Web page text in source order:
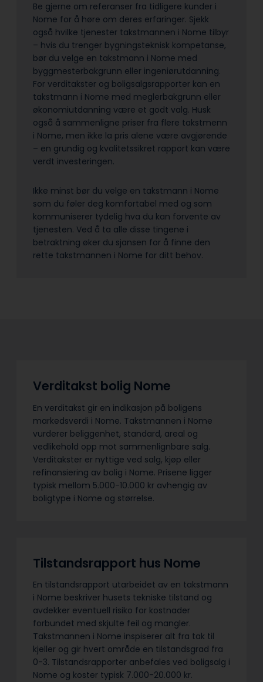
Be gjerne om referanser fra tidligere kunder i
Nome for å høre om deres erfaringer. Sjekk
også hvilke tjenester takstmannen i Nome tilbyr
– hvis du trenger bygningsteknisk kompetanse,
bør du velge en takstmann i Nome med
byggmesterbakgrunn eller ingeniørutdanning.
For verditakster og boligsalgsrapporter kan en
takstmann i Nome med meglerbakgrunn eller
økonomiutdanning være et godt valg. Husk
også å sammenligne priser fra flere takstmenn
i Nome, men ikke la pris alene være avgjørende
– en grundig og kvalitetssikret rapport kan være
verdt investeringen.
Ikke minst bør du velge en takstmann i Nome
som du føler deg komfortabel med og som
kommuniserer tydelig hva du kan forvente av
tjenesten. Ved å ta alle disse tingene i
betraktning øker du sjansen for å finne den
rette takstmannen i Nome for ditt behov.
Verditakst bolig Nome
En verditakst gir en indikasjon på boligens
markedsverdi i Nome. Takstmannen i Nome
vurderer beliggenhet, standard, areal og
vedlikehold opp mot sammenlignbare salg.
Verditakster er nyttige ved salg, kjøp eller
refinansiering av bolig i Nome. Prisene ligger
typisk mellom 5.000-10.000 kr avhengig av
boligtype i Nome og størrelse.
Tilstandsrapport hus Nome
En tilstandsrapport utarbeidet av en takstmann
i Nome beskriver husets tekniske tilstand og
avdekker eventuell risiko for kostnader
forbundet med skjulte feil og mangler.
Takstmannen i Nome inspiserer alt fra tak til
kjeller og gir hvert område en tilstandsgrad fra
0-3. Tilstandsrapporter anbefales ved boligsalg i
Nome og koster typisk 7.000-20.000 kr.